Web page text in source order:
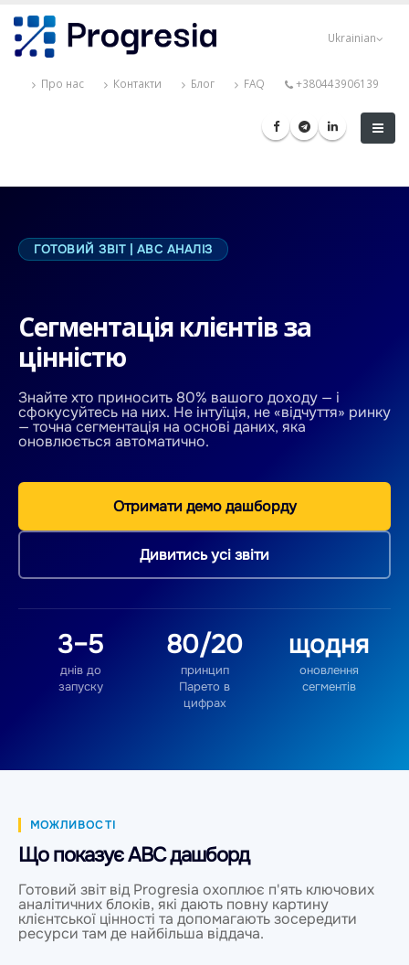
до
основного
Ukrainian
Про нас Контакти Блог FAQ +380443906139
ГОТОВИЙ ЗВІТ | ABC АНАЛІЗ
Сегментація клієнтів за
цінністю
Знайте хто приносить 80% вашого доходу — і
сфокусуйтесь на них. Не інтуїція, не «відчуття» ринку
— точна сегментація на основі даних, яка
оновлюється автоматично.
Отримати демо дашборду
Дивитись усі звіти
3–5
днів до
запуску
80/20
принцип
Парето в
цифрах
щодня
оновлення
сегментів
МОЖЛИВОСТІ
Що показує ABC дашборд
Готовий звіт від Progresia охоплює п'ять ключових
аналітичних блоків, які дають повну картину
клієнтської цінності та допомагають зосередити
ресурси там де найбільша віддача.